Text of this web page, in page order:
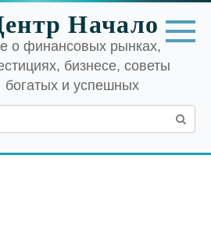
Начало
о финансовых рынках,
бизнесе, советы
богатых и успешных